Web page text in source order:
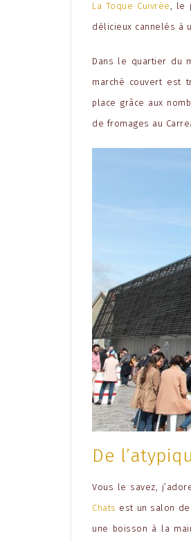
La Toque Cuivrée, le
délicieux cannelés à
Dans le quartier du
marché couvert est
place grâce aux
de fromages au
De
Vous le savez,
Chats est un salon
une boisson à la